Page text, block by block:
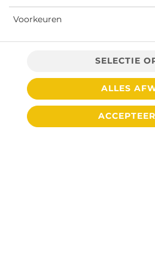
Voorkeuren
SELECTIE
ALLES
€ 4,20 *